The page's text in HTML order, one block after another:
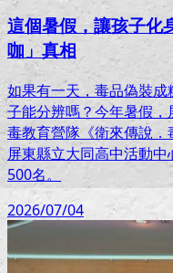
這個暑假，讓孩子化
咖」真相
如果有一天，毒品偽裝
子能分辨嗎？今年暑假
毒教育營隊《衛來傳說
屏東縣立大同高中活動
500名。
2026/07/04